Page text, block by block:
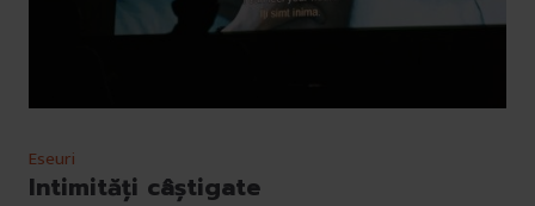
Eseuri
Intimități câștigate